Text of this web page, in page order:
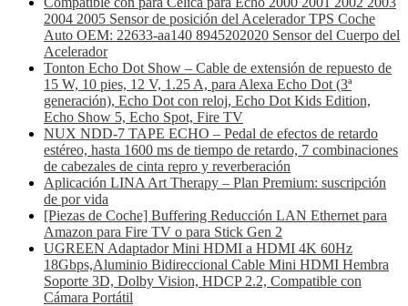
2004 2005 Sensor de posición del Acelerador TPS Coche
Auto OEM: 22633-aa140 8945202020 Sensor del Cuerpo del
Acelerador
Tonton Echo Dot Show – Cable de extensión de repuesto de
15 W, 10 pies, 12 V, 1.25 A, para Alexa Echo Dot (3ª
generación), Echo Dot con reloj, Echo Dot Kids Edition,
Echo Show 5, Echo Spot, Fire TV
NUX NDD-7 TAPE ECHO – Pedal de efectos de retardo
estéreo, hasta 1600 ms de tiempo de retardo, 7 combinaciones
de cabezales de cinta repro y reverberación
Aplicación LINA Art Therapy – Plan Premium: suscripción
de por vida
[Piezas de Coche] Buffering Reducción LAN Ethernet para
Amazon para Fire TV o para Stick Gen 2
UGREEN Adaptador Mini HDMI a HDMI 4K 60Hz
18Gbps,Aluminio Bidireccional Cable Mini HDMI Hembra
Soporte 3D, Dolby Vision, HDCP 2.2, Compatible con
Cámara Portátil